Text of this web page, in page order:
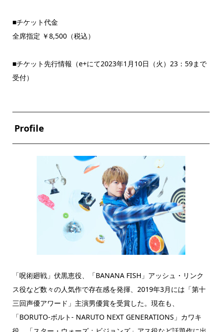
■チケット代金
全席指定 ￥8,500（税込）
■チケット先行情報（e+にて2023年1月10日（火）23：59まで
受付）
Profile
「呪術廻戦」伏黒恵役、「BANANA FISH」アッシュ・リンク
ス役など数々の人気作で存在感を発揮、2019年3月には「第十
三回声優アワード」主演男優賞を受賞した。現在も、
「BORUTO-ボルト- NARUTO NEXT GENERATIONS」カワキ